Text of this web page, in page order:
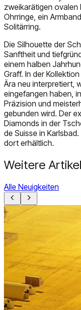
zweikarätigen ovalen
Ohrringe, ein
Solitärring.
Die Silhouette der
Sanftheit und
einem halben
Graff. In der
Ära neu interpretiert,
eingefangen haben,
Präzision und
gebunden wird. Der
Diamonds in der
de Suisse in
dort erhältlich.
Weitere Artikel
Alle Neuigkeiten